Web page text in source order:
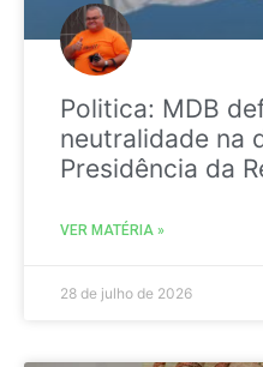
Politica: MDB
neutralidade na
Presidência da
VER MATÉRIA »
28 de julho de 2026